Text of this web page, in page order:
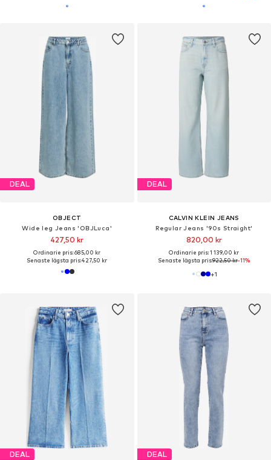
DEAL
OBJECT
Wide leg Jeans 'OBJLuca'
427,50 kr
Ordinarie pris: 685,00 kr
Senaste lägsta pris:427,50 kr
DEAL
CALVIN KLEIN JEANS
Regular Jeans '90s Straight'
820,00 kr
Ordinarie pris: 1 139,00 kr
Senaste lägsta pris:922,50 kr-11%
+1
DEAL DEAL